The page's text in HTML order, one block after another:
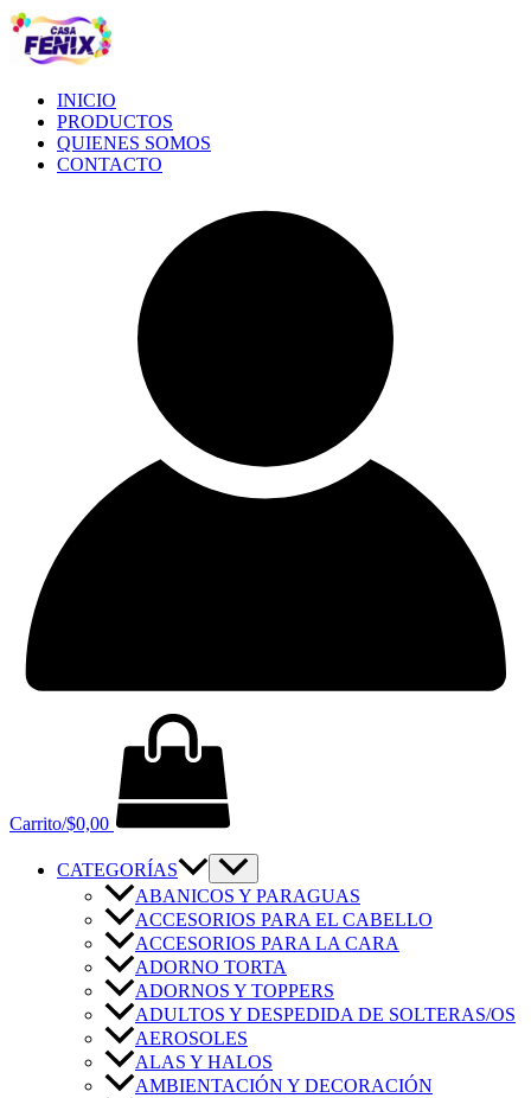
Ir
al
contenido
INICIO
PRODUCTOS
QUIENES SOMOS
CONTACTO
Carrito/$0,00
CATEGORÍAS
ABANICOS Y PARAGUAS
ACCESORIOS PARA EL CABELLO
ACCESORIOS PARA LA CARA
ADORNO TORTA
ADORNOS Y TOPPERS
ADULTOS Y DESPEDIDA DE SOLTERAS/OS
AEROSOLES
ALAS Y HALOS
AMBIENTACIÓN Y DECORACIÓN